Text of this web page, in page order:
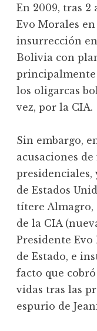
En 2009, tras 2
Evo Morales
insurrección
Bolivia con
principalmente
los oligarcas
vez, por la CIA.
Sin embargo,
acusaciones
de Estados
títere Almagro,
de la CIA
Presidente
de Estado, e
facto que
vidas tras las
espurio de